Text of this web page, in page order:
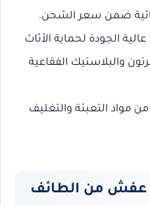
ضمن سعر الشحن.
الجودة لحماية الأثاث
والبلاستيك الفقاعية
مواد التعبئة والتغليف
من الطائف